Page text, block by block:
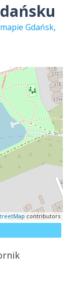
Gdańsk,
contributors